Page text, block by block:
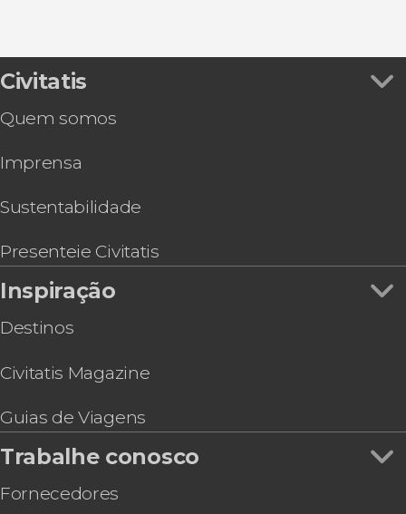
Civitatis
Quem somos
Imprensa
Sustentabilidade
Presenteie Civitatis
Inspiração
Destinos
Civitatis Magazine
Guias de Viagens
Trabalhe conosco
Fornecedores